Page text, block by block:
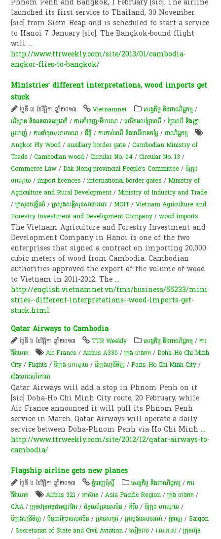
launched its first service to Thailand, 30 November
[sic] from Siem Reap and is scheduled to start a service
to Hanoi 7 January [sic]. The Bangkok-bound flight
will...
http://www.ttrweekly.com/site/2013/01/cambodia-
angkor-flies-to-bangkok/
Ministries’ different interpretations, wood imports get
stuck
ថ្ងៃទី ៧ ខែវិច្ឆិកា ឆ្នាំ២០១៣ Vietnamnet សេដ្ឋកិច្ច និងពាណិជ្ជកម្ម /
បរិស្ថាន និងធនធានធម្មជាតិ /ការនាំចេញ/នីហរណ /​ផលិតផល​ព្រៃឈើ​ /ព្រៃឈើ និងរុក្ខា
ប្រមាញ់ /ការនាំចូល/អាហរណ /ដីធ្លី /ការកាប់​ឈើ និង​ឈើ​មានតម្លៃ​ /ពាណិជ្ជកម្ម
Angkor Ply Wood /auxiliary border gate /Cambodian Ministry of
Trade /Cambodian wood /Circular No. 04 /Circular No. 13 /
Commerce Law /Dak Nong provincial People’s Committee /ទីក្រុង
ហាណូយ /import licences /international border gates /Ministry of
Agriculture and Rural Development /Ministry of Industry and Trade
/ក្រសួងយុត្តិធម៌ /ក្រសួង​សន្តិសុខ​សាធារណៈ​ /MOIT /Vietnam Agriculture and
Forestry Investment and Development Company /wood imports
The Vietnam Agriculture and Forestry Investment and
Development Company in Hanoi is one of the two
enterprises that signed a contract on importing 20,000
cubic meters of wood from Cambodia. Cambodian
authorities approved the export of the volume of wood
to Vietnam in 2011-2012. The...
http://english.vietnamnet.vn/fms/business/55233/mini
stries--different-interpretations--wood-imports-get-
stuck.html
Qatar Airways to Cambodia
ថ្ងៃទី ៦ ខែវិច្ឆិកា ឆ្នាំ២០១៣ TTR Weekly សេដ្ឋកិច្ច និងពាណិជ្ជកម្ម /ការ
វិនិយោគ
Air France /Airbus A330 /ក្រុង បាងកក /Doha-Ho Chi Minh
City /Flights /ទីក្រុង ហាណូយ /ទីក្រុងហូជីមិញ /Paris-Ho Chi Minh City /
ជើងហោះហើរកាតា
Qatar Airways will add a stop in Phnom Penh on it
[sic] Doha-Ho Chi Minh City route, 20 February, while
Air France announced it will pull its Phnom Penh
service in March. Qatar Airways will operate a daily
service between Doha-Phnom Penh via Ho Chi Minh...
http://www.ttrweekly.com/site/2012/12/qatar-airways-to-
cambodia/
Flagship airline gets new planes
ថ្ងៃទី ៦ ខែវិច្ឆិកា ឆ្នាំ២០១៣ ភ្នំពេញប៉ុស្តិ៍ សេដ្ឋកិច្ច និងពាណិជ្ជកម្ម /ការ
វិនិយោគ
Airbus 321 /អាស៊ាន /Asia Pacific Region /ក្រុង បាងកក /
CAA /ក្រុមហ៊ុនកម្ពុជាអង្គរអ៊ែរ /ជំនួយពីប្រទេសចិន /អឺរ៉ុប /ទីក្រុង ហាណូយ /
ទីក្រុងហូជីមិញ /ជំនួយពីប្រទេសជប៉ុន /ប្រទេសកូរ៉េ /ក្រសួងទេសចរណ៍ /ភ្នំពេញ /Saigon
/Secretariat of State and Civil Aviation /សៀមរាប /រ.ល.អ.ស /ក្រុមហ៊ុន